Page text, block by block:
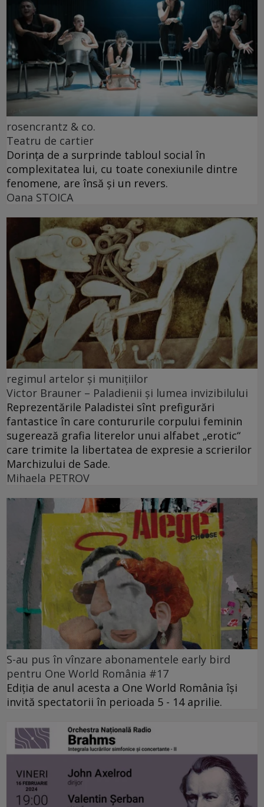
rosencrantz & co.
Teatru de cartier
Dorința de a surprinde tabloul social în
complexitatea lui, cu toate conexiunile dintre
fenomene, are însă și un revers.
Oana STOICA
regimul artelor şi muniţiilor
Victor Brauner – Paladienii și lumea invizibilului
Reprezentările Paladistei sînt prefigurări
fantastice în care contururile corpului feminin
sugerează grafia literelor unui alfabet „erotic“
care trimite la libertatea de expresie a scrierilor
Marchizului de Sade.
Mihaela PETROV
S-au pus în vînzare abonamentele early bird
pentru One World România #17
Ediția de anul acesta a One World România își
invită spectatorii în perioada 5 - 14 aprilie.